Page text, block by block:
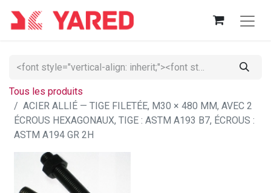
Tous les produits
ACIER ALLIÉ — TIGE FILETÉE, M30 × 480 MM, AVEC 2
ÉCROUS HEXAGONAUX, TIGE : ASTM A193 B7, ÉCROUS :
ASTM A194 GR 2H